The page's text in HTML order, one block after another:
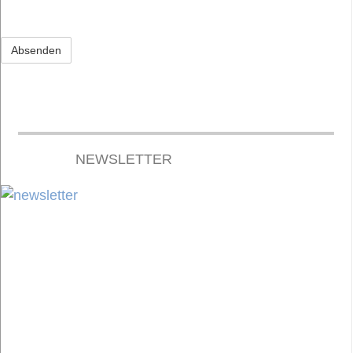
NEWSLETTER